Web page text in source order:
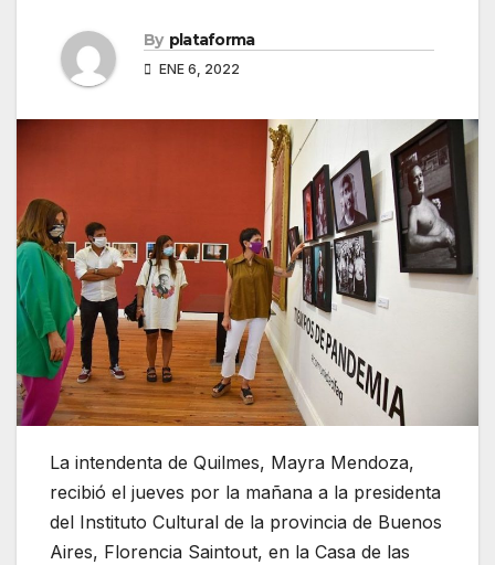
By plataforma
ENE 6, 2022
La intendenta de Quilmes, Mayra Mendoza,
recibió el jueves por la mañana a la presidenta
del Instituto Cultural de la provincia de Buenos
Aires, Florencia Saintout, en la Casa de las